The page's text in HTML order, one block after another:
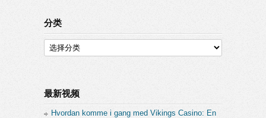
分类
分
类
最新视频
Hvordan komme i gang med Vikings Casino: En